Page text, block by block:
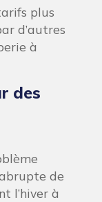
plus
d’autres
à
des
de
l’hiver à